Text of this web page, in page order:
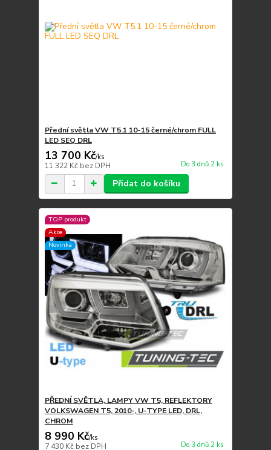
Přední světla VW T5.1 10-15 černé/chrom FULL
LED SEQ DRL
13 700 Kč/ks
11 322 Kč bez DPH Do 3 dnů 2 ks
Přidat do košíku
TOP produkt
Akce
Novinka
PŘEDNÍ SVĚTLA, LAMPY VW T5, REFLEKTORY
VOLKSWAGEN T5, 2010-, U-TYPE LED, DRL,
CHROM
8 990 Kč/ks
7 430 Kč bez DPH Do 3 dnů 2 ks